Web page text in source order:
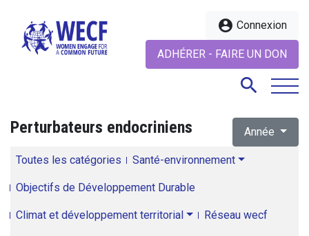
account_circle Connexion
ADHÉRER - FAIRE UN DON
search
Perturbateurs endocriniens Année
Toutes les catégories Santé-environnement
Objectifs de Développement Durable
Climat et développement territorial Réseau wecf